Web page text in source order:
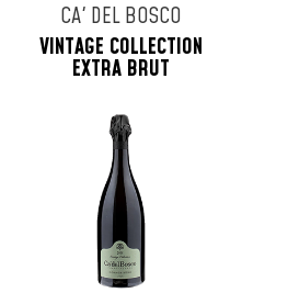
CA' DEL BOSCO
VINTAGE COLLECTION
EXTRA BRUT